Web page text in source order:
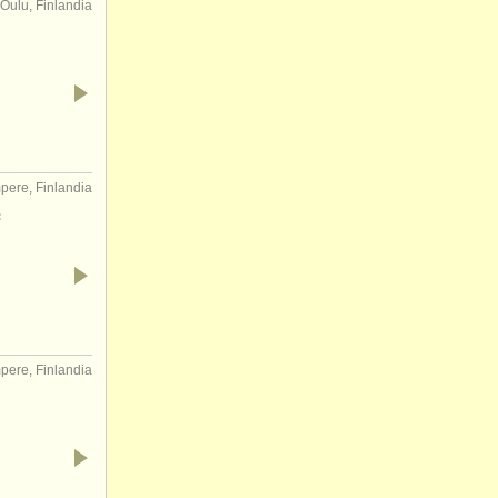
Oulu, Finlandia
Finlandia
Finlandia